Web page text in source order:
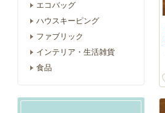
エコバッグ
ハウスキーピング
ファブリック
インテリア・生活雑貨
食品